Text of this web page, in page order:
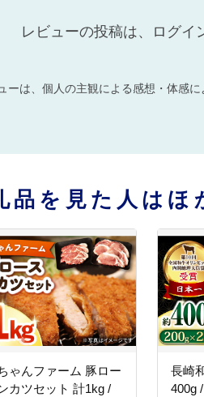
レビューの投稿は、ログイ
ーは、個人の主観による感想・体感に
品を見た人はほ
ゃんファーム 豚ロー
カツセット 計1kg /
長崎
400g